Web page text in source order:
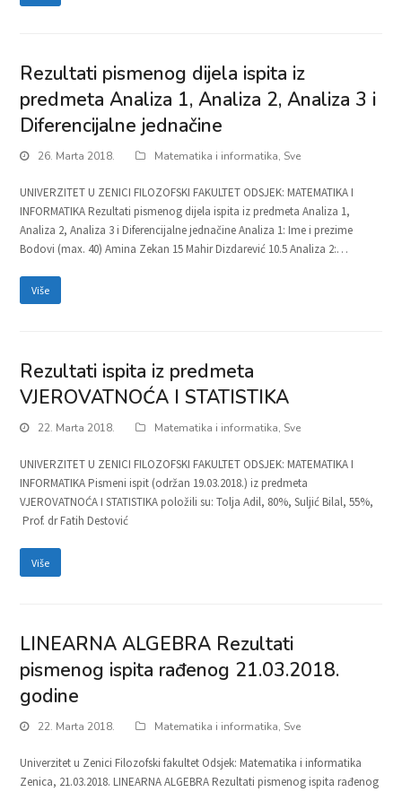
Rezultati pismenog dijela ispita iz
predmeta Analiza 1, Analiza 2, Analiza 3 i
Diferencijalne jednačine
26. Marta 2018. Matematika i informatika, Sve
UNIVERZITET U ZENICI FILOZOFSKI FAKULTET ODSJEK: MATEMATIKA I
INFORMATIKA Rezultati pismenog dijela ispita iz predmeta Analiza 1,
Analiza 2, Analiza 3 i Diferencijalne jednačine Analiza 1: Ime i prezime
Bodovi (max. 40) Amina Zekan 15 Mahir Dizdarević 10.5 Analiza 2:…
Više
Rezultati ispita iz predmeta
VJEROVATNOĆA I STATISTIKA
22. Marta 2018. Matematika i informatika, Sve
UNIVERZITET U ZENICI FILOZOFSKI FAKULTET ODSJEK: MATEMATIKA I
INFORMATIKA Pismeni ispit (održan 19.03.2018.) iz predmeta
VJEROVATNOĆA I STATISTIKA položili su: Tolja Adil, 80%, Suljić Bilal, 55%,
Prof. dr Fatih Destović
Više
LINEARNA ALGEBRA Rezultati
pismenog ispita rađenog 21.03.2018.
godine
22. Marta 2018. Matematika i informatika, Sve
Univerzitet u Zenici Filozofski fakultet Odsjek: Matematika i informatika
Zenica, 21.03.2018. LINEARNA ALGEBRA Rezultati pismenog ispita rađenog